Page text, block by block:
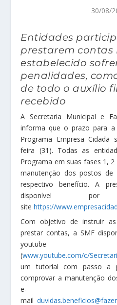
30/08/
Entidades
prestarem contas
estabelecido
penalidades,
de todo o auxílio
recebido
A Secretaria Municipal e
informa que o prazo para
Programa Empresa Cidadã
feira (31). Todas as
Programa em suas fases 1,
manutenção dos postos de
respectivo benefício. A
disponível
sitehttps://
Com objetivo de instruir
prestar contas, a SMF
youtube
(www.youtube.com/c/
um tutorial com passo a
comprovar a manutenção
e-
mail